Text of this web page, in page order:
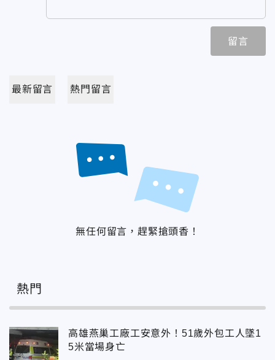
留言
最新留言 熱門留言
無任何留言，趕緊搶頭香！
熱門
高雄燕巢工廠工安意外！51歲外包工人墜1
5米當場身亡